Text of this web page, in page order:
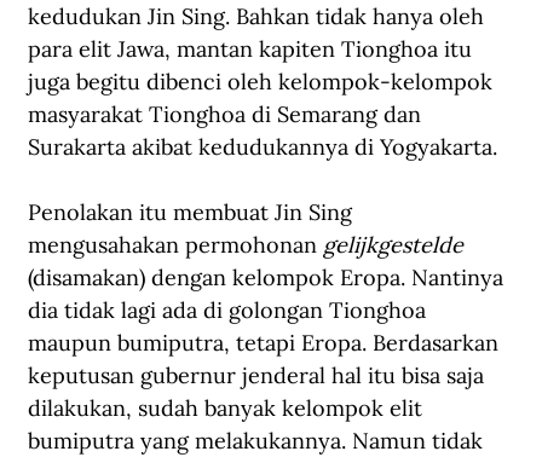
kedudukan Jin Sing. Bahkan tidak hanya oleh
para elit Jawa, mantan kapiten Tionghoa itu
juga begitu dibenci oleh kelompok-kelompok
masyarakat Tionghoa di Semarang dan
Surakarta akibat kedudukannya di Yogyakarta.
Penolakan itu membuat Jin Sing
mengusahakan permohonan gelijkgestelde
(disamakan) dengan kelompok Eropa. Nantinya
dia tidak lagi ada di golongan Tionghoa
maupun bumiputra, tetapi Eropa. Berdasarkan
keputusan gubernur jenderal hal itu bisa saja
dilakukan, sudah banyak kelompok elit
bumiputra yang melakukannya. Namun tidak